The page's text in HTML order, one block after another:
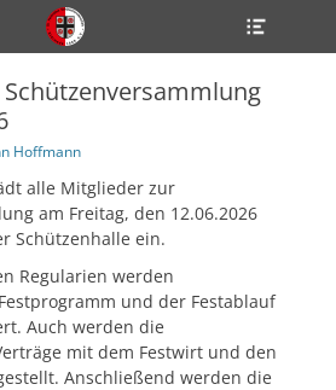
Hoffmann
alle Mitglieder zur
am Freitag, den 12.06.2026
Schützenhalle ein.
Regularien werden
und der Festablauf
Auch werden die
mit dem Festwirt und den
Anschließend werden die